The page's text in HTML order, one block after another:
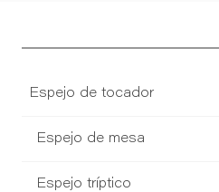
Espejo de tocador
Espejo de mesa
Espejo tríptico